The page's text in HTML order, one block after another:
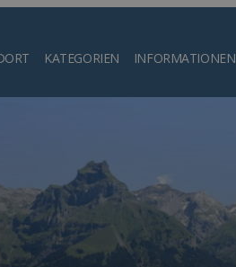
KATEGORIEN INFORMATIONEN
Suchen